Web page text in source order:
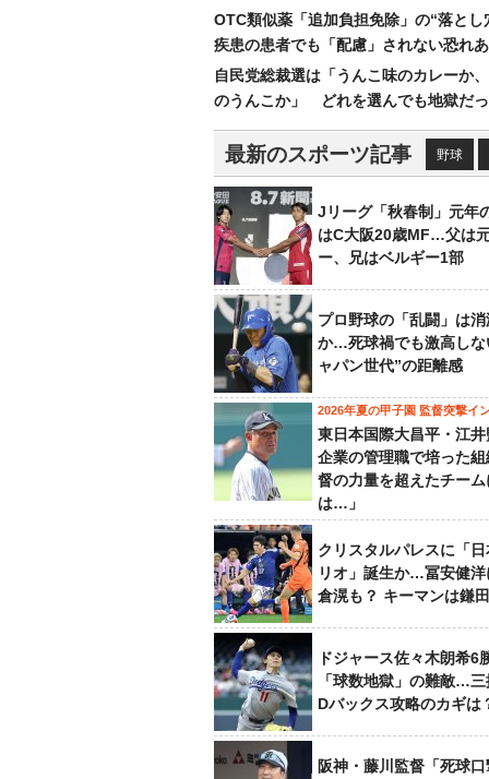
OTC類似薬「追加負担免除」の“落と
疾患の患者でも「配慮」されない恐れあ
自民党総裁選は「うんこ味のカレーか
のうんこか」 どれを選んでも地獄だ
最新のスポーツ記事 野球
Jリーグ「秋春制」元年
はC大阪20歳MF…父は
ー、兄はベルギー1部
プロ野球の「乱闘」は
か…死球禍でも激高しな
ャパン世代”の距離感
2026年夏の甲子園 監督突撃イ
東日本国際大昌平・江
企業の管理職で培った
督の力量を超えたチーム
は…」
クリスタルパレスに「日
リオ」誕生か…冨安健洋
倉滉も？ キーマンは鎌
ドジャース佐々木朗希6
「球数地獄」の難敵…
Dバックス攻略のカギは
阪神・藤川監督「死球